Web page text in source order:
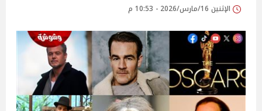
الإثنين 16/مارس/2026 - 10:53 م